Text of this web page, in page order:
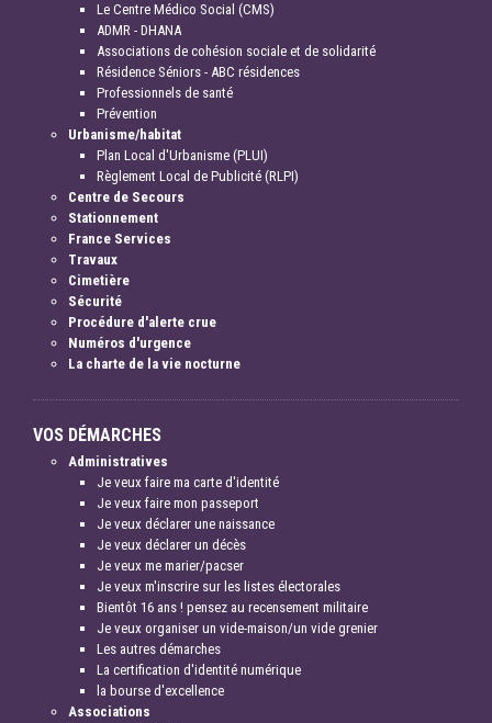
Le Centre Médico Social (CMS)
ADMR - DHANA
Associations de cohésion sociale et de solidarité
Résidence Séniors - ABC résidences
Professionnels de santé
Prévention
Urbanisme/habitat
Plan Local d'Urbanisme (PLUI)
Règlement Local de Publicité (RLPI)
Centre de Secours
Stationnement
France Services
Travaux
Cimetière
Sécurité
Procédure d'alerte crue
Numéros d'urgence
La charte de la vie nocturne
VOS DÉMARCHES
Administratives
Je veux faire ma carte d'identité
Je veux faire mon passeport
Je veux déclarer une naissance
Je veux déclarer un décès
Je veux me marier/pacser
Je veux m'inscrire sur les listes électorales
Bientôt 16 ans ! pensez au recensement militaire
Je veux organiser un vide-maison/un vide grenier
Les autres démarches
La certification d'identité numérique
la bourse d'excellence
Associations